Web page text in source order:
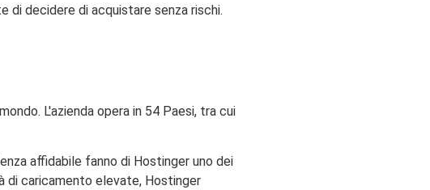
di decidere di acquistare senza rischi.
L'azienda opera in 54 Paesi, tra cui
affidabile fanno di Hostinger uno dei
di caricamento elevate, Hostinger